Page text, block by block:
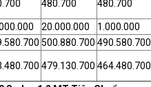
480.700 480.700
20.000.000 1.000.000
500.880.700 490.580.700
479.130.700 464.480.700